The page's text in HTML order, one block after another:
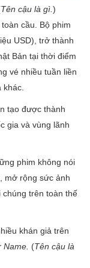
Tên cậu là gì. )
cầu. Bộ phim
USD), trở thành
Bản tại thời điểm
vé nhiều tuần liền
tạo được thành
gia và vùng lãnh
phim không nói
mở rộng sức ảnh
chúng trên toàn thế
khán giả trên
Name. (Tên cậu là